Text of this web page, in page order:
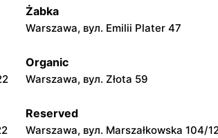
moje sklepy
Gumniska, вул. Gumniska 157C
moje sklepy
Jarosław, вул. Pełkińska 147
Żabka
Warszawa, вул. Emilii Plater 47
Organic
Warszawa, вул. Złota 59
Reserved
Warszawa, вул. Marszałkowska 104/